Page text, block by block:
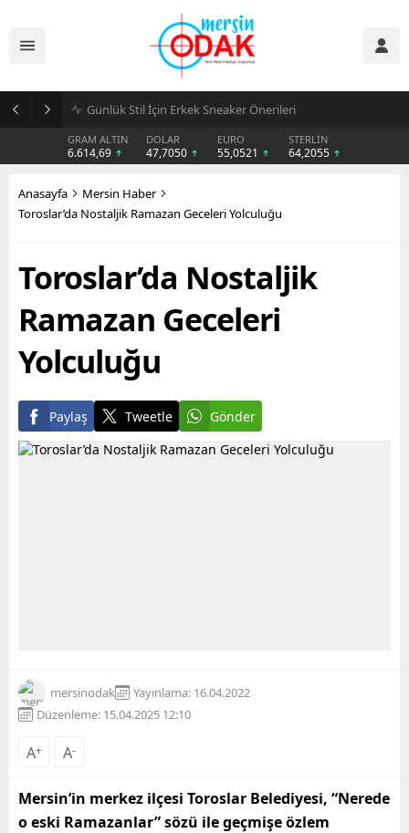
Günlük Stil İçin Erkek Sneaker Önerileri
GRAM ALTIN
6.614,69
DOLAR
47,7050
EURO
55,0521
STERLİN
64,2055
Anasayfa
Mersin Haber
Toroslar’da Nostaljik Ramazan Geceleri Yolculuğu
Toroslar’da Nostaljik
Ramazan Geceleri
Yolculuğu
Paylaş Tweetle Gönder
mersinodak
Yayınlama: 16.04.2022
Düzenleme: 15.04.2025 12:10
A+ A-
Mersin’in merkez ilçesi Toroslar Belediyesi, “Nerede
o eski Ramazanlar” sözü ile geçmişe özlem